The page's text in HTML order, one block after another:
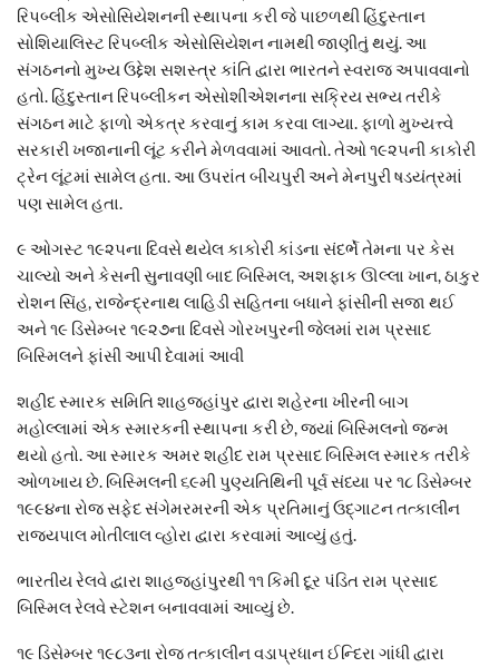
રિપબ્લીક એસોસિયેશનની સ્થાપના કરી જે પાછળથી હિંદુસ્તાન
સોશિયાલિસ્ટ રિપબ્લીક એસોસિયેશન નામથી જાણીતું થયું. આ
સંગઠનનો મુખ્ય ઉદ્દેશ સશસ્ત્ર કાંતિ દ્વારા ભારતને સ્વરાજ અપાવવાનો
હતો. હિંદુસ્તાન રિપબ્લીકન એસોશીએશનના સક્રિય સભ્ય તરીકે
સંગઠન માટે ફાળો એકત્ર કરવાનું કામ કરવા લાગ્યા. ફાળો મુખ્યત્ત્વે
સરકારી ખજાનાની લૂંટ કરીને મેળવવામાં આવતો. તેઓ ૧૯૨૫ની કાકોરી
ટ્રેન લૂંટમાં સામેલ હતા. આ ઉપરાંત બીચપુરી અને મેનપુરી ષડયંત્રમાં
પણ સામેલ હતા.
૯ ઓગસ્ટ ૧૯૨૫ના દિવસે થયેલ કાકોરી કાંડના સંદર્ભે તેમના પર કેસ
ચાલ્યો અને કેસની સુનાવણી બાદ બિસ્મિલ, અશફાક ઊલ્લા ખાન, ઠાકુર
રોશન સિંહ, રાજેન્દ્રનાથ લાહિડી સહિતના બધાને ફાંસીની સજા થઈ
અને ૧૯ ડિસેમ્બર ૧૯૨૭ના દિવસે ગોરખપુરની જેલમાં રામ પ્રસાદ
બિસ્મિલને ફાંસી આપી દેવામાં આવી
શહીદ સ્મારક સમિતિ શાહજહાંપુર દ્વારા શહેરના ખીરની બાગ
મહોલ્લામાં એક સ્મારકની સ્થાપના કરી છે, જ્યાં બિસ્મિલનો જન્મ
થયો હતો. આ સ્મારક અમર શહીદ રામ પ્રસાદ બિસ્મિલ સ્મારક તરીકે
ઓળખાય છે. બિસ્મિલની ૬૯મી પુણ્યતિથિની પૂર્વ સંધ્યા પર ૧૮ ડિસેમ્બર
૧૯૯૪ના રોજ સફેદ સંગેમરમરની એક પ્રતિમાનું ઉદ્‌ગાટન તત્કાલીન
રાજ્યપાલ મોતીલાલ વ્હોરા દ્વારા કરવામાં આવ્યું હતું.
ભારતીય રેલવે દ્વારા શાહજહાંપુરથી ૧૧ કિમી દૂર પંડિત રામ પ્રસાદ
બિસ્મિલ રેલવે સ્ટેશન બનાવવામાં આવ્યું છે.
૧૯ ડિસેમ્બર ૧૯૮૩ના રોજ તત્કાલીન વડાપ્રધાન ઈન્દિરા ગાંધી દ્વારા